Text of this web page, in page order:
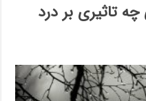
تاثیری بر درد